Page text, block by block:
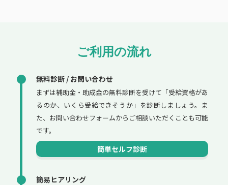
ご利用の流れ
無料診断 / お問い合わせ
まずは補助金・助成金の無料診断を受けて「受給資格があ
るのか、いくら受給できそうか」を診断しましょう。ま
た、お問い合わせフォームからご相談いただくことも可能
です。
簡単セルフ診断
簡易ヒアリング